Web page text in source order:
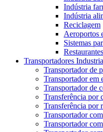
Indústria
Indústria
Reciclagem
Aeroportos
Sistemas
Transportadores
Transportador de
Transportador em
Transportador de
Transferência por
Transferência por
Transportador
Transportador